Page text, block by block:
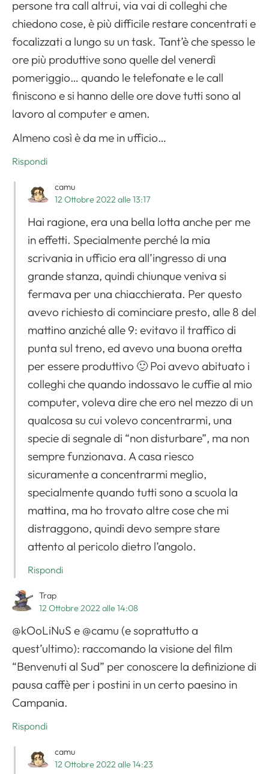
persone tra call altrui, via vai di colleghi che
chiedono cose, è più difficile restare concentrati e
focalizzati a lungo su un task. Tant’è che spesso le
ore più produttive sono quelle del venerdì
pomeriggio… quando le telefonate e le call
finiscono e si hanno delle ore dove tutti sono al
lavoro al computer e amen.
Almeno così è da me in ufficio…
Rispondi
camu
12 Ottobre 2022 alle 13:17
Hai ragione, era una bella lotta anche per me
in effetti. Specialmente perché la mia
scrivania in ufficio era all’ingresso di una
grande stanza, quindi chiunque veniva si
fermava per una chiacchierata. Per questo
avevo richiesto di cominciare presto, alle 8 del
mattino anziché alle 9: evitavo il traffico di
punta sul treno, ed avevo una buona oretta
per essere produttivo 🙂 Poi avevo abituato i
colleghi che quando indossavo le cuffie al mio
computer, voleva dire che ero nel mezzo di un
qualcosa su cui volevo concentrarmi, una
specie di segnale di “non disturbare”, ma non
sempre funzionava. A casa riesco
sicuramente a concentrarmi meglio,
specialmente quando tutti sono a scuola la
mattina, ma ho trovato altre cose che mi
distraggono, quindi devo sempre stare
attento al pericolo dietro l’angolo.
Rispondi
Trap
12 Ottobre 2022 alle 14:08
@kOoLiNuS e @camu (e soprattutto a
quest’ultimo): raccomando la visione del film
“Benvenuti al Sud” per conoscere la definizione di
pausa caffè per i postini in un certo paesino in
Campania.
Rispondi
camu
12 Ottobre 2022 alle 14:23